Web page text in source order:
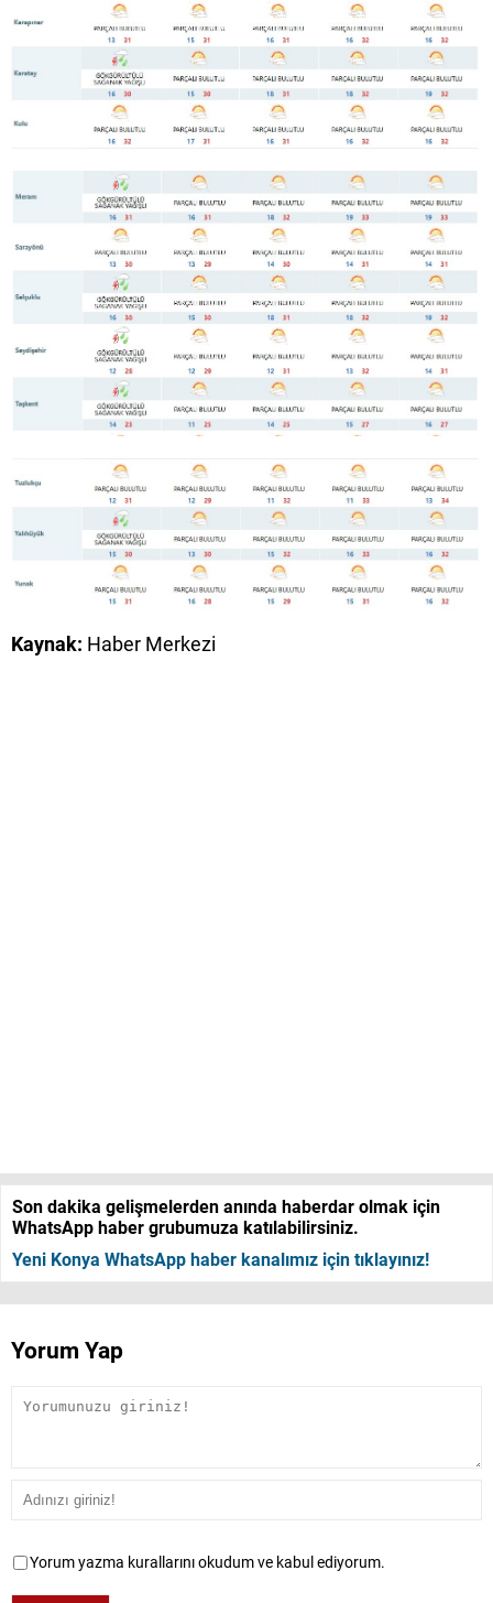
Kaynak: Haber Merkezi
Son dakika gelişmelerden anında haberdar olmak için
WhatsApp haber grubumuza katılabilirsiniz.
Yeni Konya WhatsApp haber kanalımız için tıklayınız!
Yorum Yap
Yorum yazma kurallarını okudum ve kabul ediyorum.